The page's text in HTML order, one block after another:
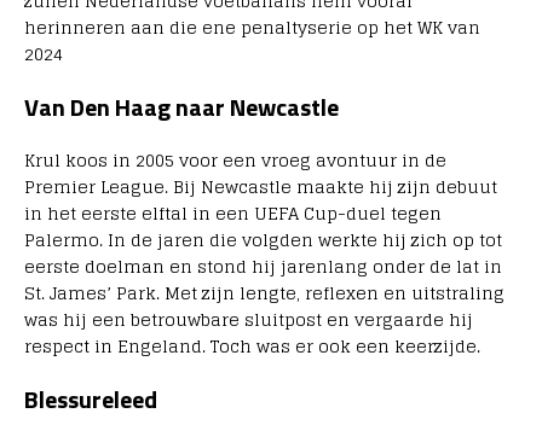
herinneren aan die ene penaltyserie op het WK van
2024
Van Den Haag naar Newcastle
Krul koos in 2005 voor een vroeg avontuur in de
Premier League. Bij Newcastle maakte hij zijn debuut
in het eerste elftal in een UEFA Cup-duel tegen
Palermo. In de jaren die volgden werkte hij zich op tot
eerste doelman en stond hij jarenlang onder de lat in
St. James’ Park. Met zijn lengte, reflexen en uitstraling
was hij een betrouwbare sluitpost en vergaarde hij
respect in Engeland. Toch was er ook een keerzijde.
Blessureleed